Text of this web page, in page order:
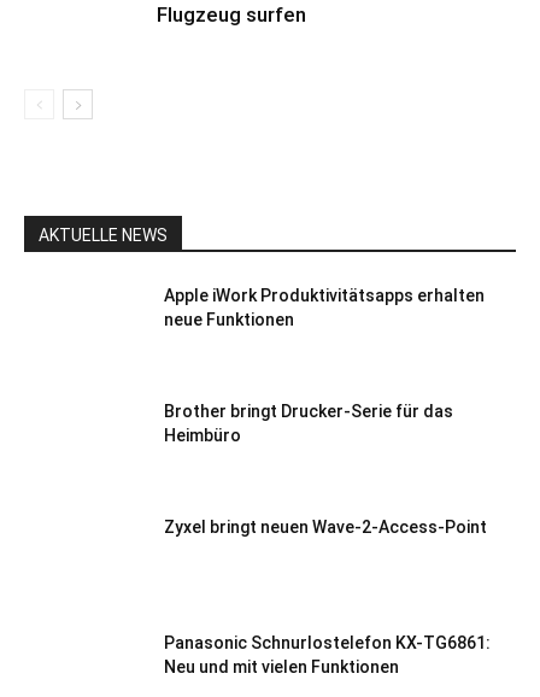
Flugzeug surfen
AKTUELLE NEWS
Apple iWork Produktivitätsapps erhalten
neue Funktionen
Brother bringt Drucker-Serie für das
Heimbüro
Zyxel bringt neuen Wave-2-Access-Point
Panasonic Schnurlostelefon KX-TG6861:
Neu und mit vielen Funktionen